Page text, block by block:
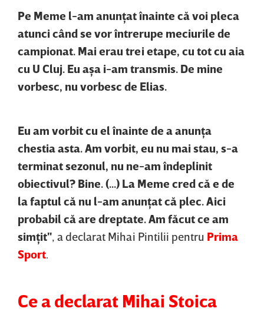
Pe Meme l-am anunţat înainte că voi pleca
atunci când se vor întrerupe meciurile de
campionat. Mai erau trei etape, cu tot cu aia
cu U Cluj. Eu aşa i-am transmis. De mine
vorbesc, nu vorbesc de Elias.
Eu am vorbit cu el înainte de a anunţa
chestia asta. Am vorbit, eu nu mai stau, s-a
terminat sezonul, nu ne-am îndeplinit
obiectivul? Bine. (...) La Meme cred că e de
la faptul că nu l-am anunţat că plec. Aici
probabil că are dreptate. Am făcut ce am
simţit", a declarat Mihai Pintilii pentru Prima
Sport.
Ce a declarat Mihai Stoica